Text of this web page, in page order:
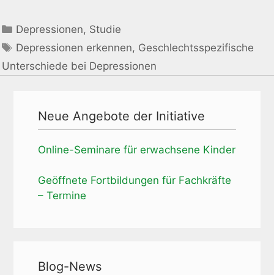
Kategorien
Depressionen, Studie
Schlagwörter
Depressionen erkennen, Geschlechtsspezifische
Unterschiede bei Depressionen
Neue Angebote der Initiative
Online-Seminare für erwachsene Kinder
Geöffnete Fortbildungen für Fachkräfte
– Termine
Blog-News